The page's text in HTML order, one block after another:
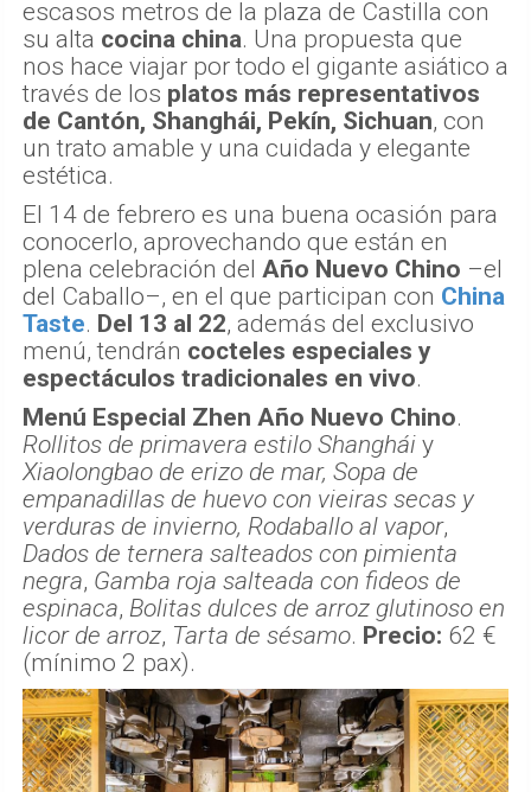
escasos metros de la plaza de Castilla con
su alta cocina china. Una propuesta que
nos hace viajar por todo el gigante asiático a
través de los platos más representativos
de Cantón, Shanghái, Pekín, Sichuan, con
un trato amable y una cuidada y elegante
estética.
El 14 de febrero es una buena ocasión para
conocerlo, aprovechando que están en
plena celebración del Año Nuevo Chino –el
del Caballo–, en el que participan con China
Taste. Del 13 al 22, además del exclusivo
menú, tendrán cocteles especiales y
espectáculos tradicionales en vivo.
Menú Especial Zhen Año Nuevo Chino.
Rollitos de primavera estilo Shanghái y
Xiaolongbao de erizo de mar, Sopa de
empanadillas de huevo con vieiras secas y
verduras de invierno, Rodaballo al vapor,
Dados de ternera salteados con pimienta
negra, Gamba roja salteada con fideos de
espinaca, Bolitas dulces de arroz glutinoso en
licor de arroz, Tarta de sésamo. Precio: 62 €
(mínimo 2 pax).